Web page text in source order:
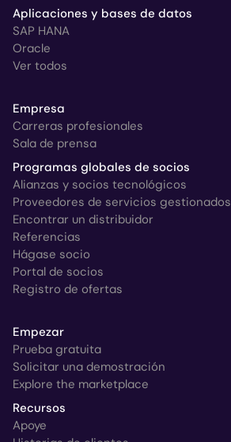
Aplicaciones y bases de datos
SAP HANA
Oracle
Ver todos
Empresa
Carreras profesionales
Sala de prensa
Programas globales de socios
Alianzas y socios tecnológicos
Proveedores de servicios gestionados
Encontrar un distribuidor
Referencias
Hágase socio
Portal de socios
Registro de ofertas
Empezar
Prueba gratuita
Solicitar una demostración
Explore the marketplace
Recursos
Apoye